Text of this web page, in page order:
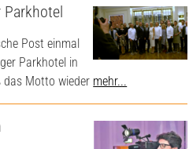
Parkhotel
Post einmal
Parkhotel in
das Motto wieder mehr...